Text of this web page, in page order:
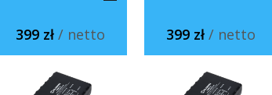
399 zł/ netto 399 zł / netto